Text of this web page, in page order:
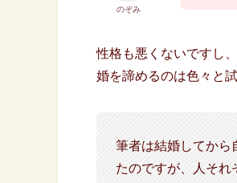
のぞみ
性格も悪くないですし
婚を諦めるのは色々と
筆者は結婚してから
たのですが、人それ